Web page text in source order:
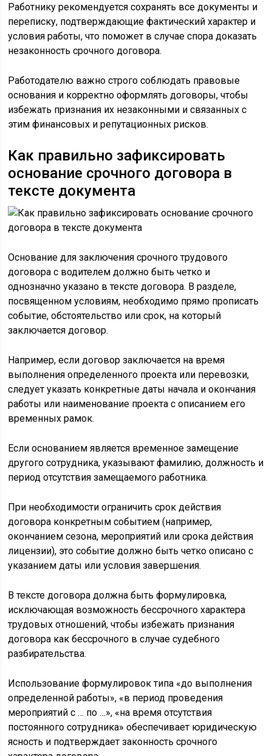
Работнику рекомендуется сохранять все документы и
переписку, подтверждающие фактический характер и
условия работы, что поможет в случае спора доказать
незаконность срочного договора.
Работодателю важно строго соблюдать правовые
основания и корректно оформлять договоры, чтобы
избежать признания их незаконными и связанных с
этим финансовых и репутационных рисков.
Как правильно зафиксировать
основание срочного договора в
тексте документа
Основание для заключения срочного трудового
договора с водителем должно быть четко и
однозначно указано в тексте договора. В разделе,
посвященном условиям, необходимо прямо прописать
событие, обстоятельство или срок, на который
заключается договор.
Например, если договор заключается на время
выполнения определенного проекта или перевозки,
следует указать конкретные даты начала и окончания
работы или наименование проекта с описанием его
временных рамок.
Если основанием является временное замещение
другого сотрудника, указывают фамилию, должность и
период отсутствия замещаемого работника.
При необходимости ограничить срок действия
договора конкретным событием (например,
окончанием сезона, мероприятий или срока действия
лицензии), это событие должно быть четко описано с
указанием даты или условия завершения.
В тексте договора должна быть формулировка,
исключающая возможность бессрочного характера
трудовых отношений, чтобы избежать признания
договора как бессрочного в случае судебного
разбирательства.
Использование формулировок типа «до выполнения
определенной работы», «в период проведения
мероприятий с … по …», «на время отсутствия
постоянного сотрудника» обеспечивает юридическую
ясность и подтверждает законность срочного